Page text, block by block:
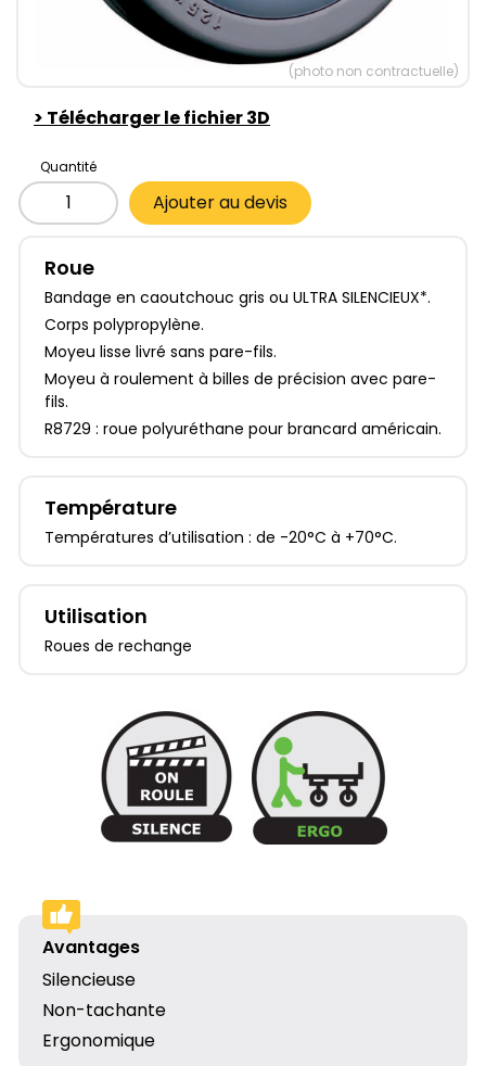
(photo non contractuelle)
> Télécharger le fichier 3D
Quantité
Ajouter au devis
Roue
Bandage en caoutchouc gris ou ULTRA SILENCIEUX*.
Corps polypropylène.
Moyeu lisse livré sans pare-fils.
Moyeu à roulement à billes de précision avec pare-
fils.
R8729 : roue polyuréthane pour brancard américain.
Température
Températures d’utilisation : de -20°C à +70°C.
Utilisation
Roues de rechange
Avantages
Silencieuse
Non-tachante
Ergonomique